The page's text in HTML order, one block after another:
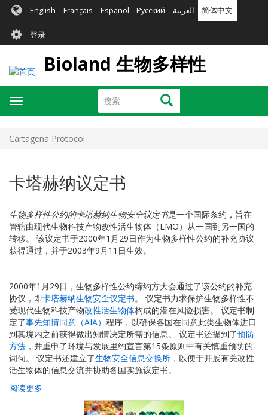
English Français Español Русский العربية 简体中文
User
account
menu
登录
Bioland 生物多样性
搜
索
搜索
Toggle
navigation
Cartagena Protocol
卡塔赫纳议定书
生物多样性公约的卡塔赫纳生物安全议定书是一个国际条约，旨在
管辖由现代生物科技产物改性活生物体（LMO）从一国到另一国的
转移。 该议定书于2000年1月29日作为生物多样性公约的补充协议
获得通过，并于2003年9月11日生效。
2000年1月29日，生物多样性公约缔约方大会通过了该公约的补充
协议，即卡塔赫纳生物安全议定书。 议定书力求保护生物多样性不
受现代生物科技产物改性活生物体构成的潜在风险损害。 议定书制
定了事先知情同意（AIA） 程序，以确保各国在同意此类生物体进口
到其境内之前获得做出知情决定所需的信息。 议定书还提到了预防
方法 ，并重申了环境与发展里约宣言第15条原则中有关慎重预防的
词句。 议定书还建立了生物安全信息交换所 ，以便于开展有关改性
活生物体的信息交流并协助各国实施议定书。
阅读更多